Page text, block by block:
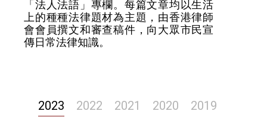
「法人法語」專欄。每篇文章均以生活
上的種種法律題材為主題，由香港律師
會會員撰文和審查稿件，向大眾市民宣
傳日常法律知識。
2023 2022 2021 2020 2019